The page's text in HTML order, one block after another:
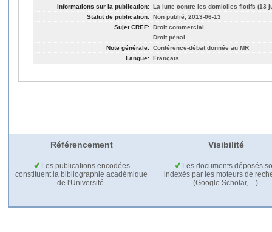
Informations sur la publication: La lutte contre les domiciles fictifs (13
Statut de publication: Non publié, 2013-06-13
Sujet CREF: Droit commercial
Droit pénal
Note générale: Conférence-débat donnée au MR
Langue: Français
Référencement Visibilité
Les publications encodées
constituent la bibliographie académique
de l'Université.
Les documents déposés
indexés par les moteurs de
(Google Scholar,…).